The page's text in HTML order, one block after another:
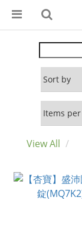
View All